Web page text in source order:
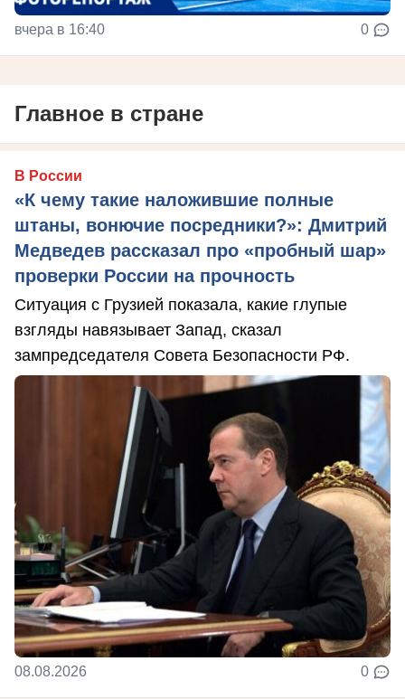
вчера в 16:40 0
Главное в стране
В России
«К чему такие наложившие полные
штаны, вонючие посредники?»: Дмитрий
Медведев рассказал про «пробный шар»
проверки России на прочность
Ситуация с Грузией показала, какие глупые
взгляды навязывает Запад, сказал
зампредседателя Совета Безопасности РФ.
08.08.2026 0